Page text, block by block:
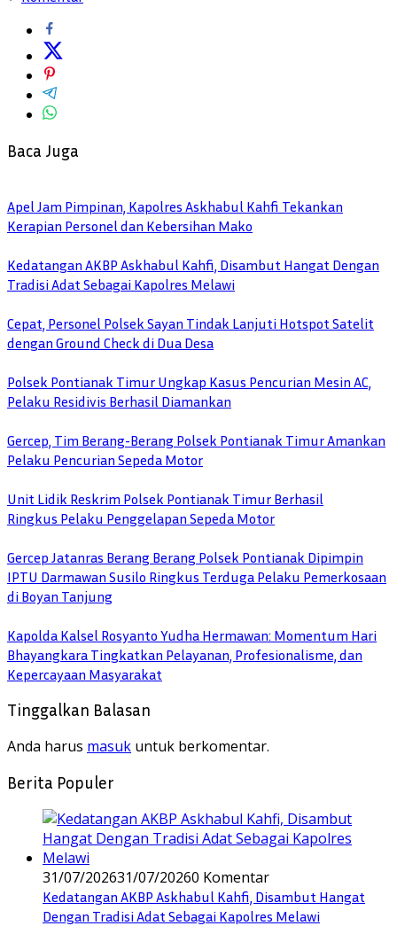
Baca Juga
Apel Jam Pimpinan, Kapolres Askhabul Kahfi Tekankan
Kerapian Personel dan Kebersihan Mako
Kedatangan AKBP Askhabul Kahfi, Disambut Hangat Dengan
Tradisi Adat Sebagai Kapolres Melawi
Cepat, Personel Polsek Sayan Tindak Lanjuti Hotspot Satelit
dengan Ground Check di Dua Desa
Polsek Pontianak Timur Ungkap Kasus Pencurian Mesin AC,
Pelaku Residivis Berhasil Diamankan
Gercep, Tim Berang-Berang Polsek Pontianak Timur Amankan
Pelaku Pencurian Sepeda Motor
Unit Lidik Reskrim Polsek Pontianak Timur Berhasil
Ringkus Pelaku Penggelapan Sepeda Motor
Gercep Jatanras Berang Berang Polsek Pontianak Dipimpin
IPTU Darmawan Susilo Ringkus Terduga Pelaku Pemerkosaan
di Boyan Tanjung
Kapolda Kalsel Rosyanto Yudha Hermawan: Momentum Hari
Bhayangkara Tingkatkan Pelayanan, Profesionalisme, dan
Kepercayaan Masyarakat
Tinggalkan Balasan
Anda harus masuk untuk berkomentar.
Berita Populer
31/07/202631/07/20260 Komentar
Kedatangan AKBP Askhabul Kahfi, Disambut Hangat
Dengan Tradisi Adat Sebagai Kapolres Melawi